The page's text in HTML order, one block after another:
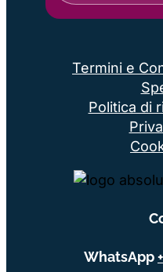
Termini e
Politica di
WhatsApp